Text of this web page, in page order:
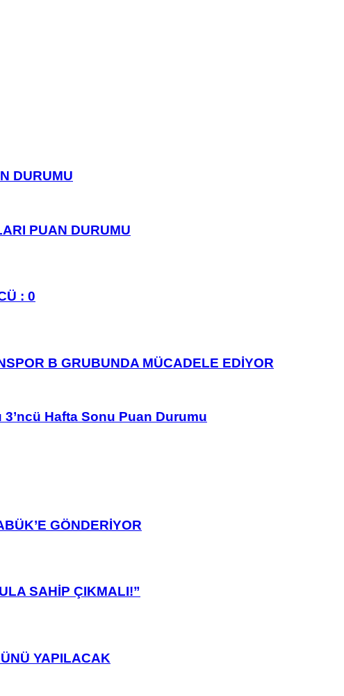
DURUMU
PUAN DURUMU
: 0
B GRUBUNDA MÜCADELE EDİYOR
Hafta Sonu Puan Durumu
GÖNDERİYOR
SAHİP ÇIKMALI!”
YAPILACAK